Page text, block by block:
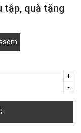
tập, quà tặng
-
+